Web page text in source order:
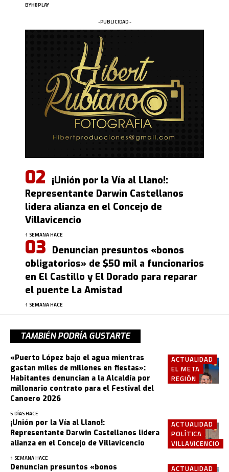
BYHBPLAY
-PUBLICIDAD -
¡Unión por la Vía al Llano!:
Representante Darwin Castellanos
lidera alianza en el Concejo de
Villavicencio
1 SEMANA HACE
Denuncian presuntos «bonos
obligatorios» de $50 mil a funcionarios
en El Castillo y El Dorado para reparar
el puente La Amistad
1 SEMANA HACE
TAMBIÉN PODRÍA GUSTARTE
ACTUALIDAD
EL META
REGIÓN
«Puerto López bajo el agua mientras
gastan miles de millones en fiestas»:
Habitantes denuncian a la Alcaldía por
millonario contrato para el Festival del
Canoero 2026
5 DÍAS HACE
ACTUALIDAD
POLÍTICA
VILLAVICENCIO
¡Unión por la Vía al Llano!:
Representante Darwin Castellanos lidera
alianza en el Concejo de Villavicencio
1 SEMANA HACE
ACTUALIDAD
Denuncian presuntos «bonos